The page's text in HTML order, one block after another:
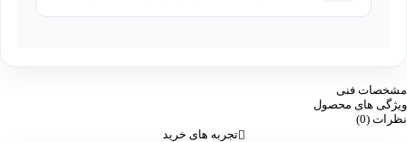
مشخصات فنی
ویژگی های محصول
نظرات (0)
تجربه های خرید